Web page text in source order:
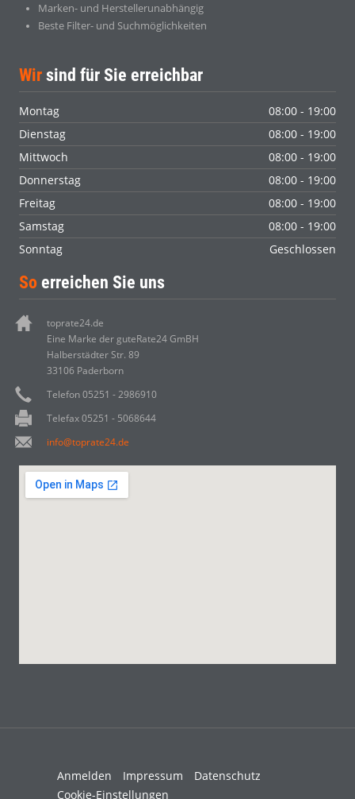
Marken- und Herstellerunabhängig
Beste Filter- und Suchmöglichkeiten
Wir sind für Sie erreichbar
Montag
08:00 - 19:00
Dienstag
08:00 - 19:00
Mittwoch
08:00 - 19:00
Donnerstag
08:00 - 19:00
Freitag
08:00 - 19:00
Samstag
08:00 - 19:00
Sonntag
Geschlossen
So erreichen Sie uns
toprate24.de
Eine Marke der guteRate24 GmBH
Halberstädter Str. 89
33106 Paderborn
Telefon 05251 - 2986910
Telefax 05251 - 5068644
info@toprate24.de
Anmelden Impressum
Datenschutz
Cookie-Einstellungen